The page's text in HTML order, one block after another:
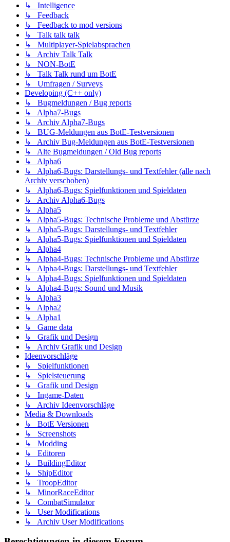
↳ Intelligence
↳ Feedback
↳ Feedback to mod versions
↳ Talk talk talk
↳ Multiplayer-Spielabsprachen
↳ Archiv Talk Talk
↳ NON-BotE
↳ Talk Talk rund um BotE
↳ Umfragen / Surveys
Developing (C++ only)
↳ Bugmeldungen / Bug reports
↳ Alpha7-Bugs
↳ Archiv Alpha7-Bugs
↳ BUG-Meldungen aus BotE-Testversionen
↳ Archiv Bug-Meldungen aus BotE-Testversionen
↳ Alte Bugmeldungen / Old Bug reports
↳ Alpha6
↳ Alpha6-Bugs: Darstellungs- und Textfehler (alle nach
Archiv verschoben)
↳ Alpha6-Bugs: Spielfunktionen und Spieldaten
↳ Archiv Alpha6-Bugs
↳ Alpha5
↳ Alpha5-Bugs: Technische Probleme und Abstürze
↳ Alpha5-Bugs: Darstellungs- und Textfehler
↳ Alpha5-Bugs: Spielfunktionen und Spieldaten
↳ Alpha4
↳ Alpha4-Bugs: Technische Probleme und Abstürze
↳ Alpha4-Bugs: Darstellungs- und Textfehler
↳ Alpha4-Bugs: Spielfunktionen und Spieldaten
↳ Alpha4-Bugs: Sound und Musik
↳ Alpha3
↳ Alpha2
↳ Alpha1
↳ Game data
↳ Grafik und Design
↳ Archiv Grafik und Design
Ideenvorschläge
↳ Spielfunktionen
↳ Spielsteuerung
↳ Grafik und Design
↳ Ingame-Daten
↳ Archiv Ideenvorschläge
Media & Downloads
↳ BotE Versionen
↳ Screenshots
↳ Modding
↳ Editoren
↳ BuildingEditor
↳ ShipEditor
↳ TroopEditor
↳ MinorRaceEditor
↳ CombatSimulator
↳ User Modifications
↳ Archiv User Modifications